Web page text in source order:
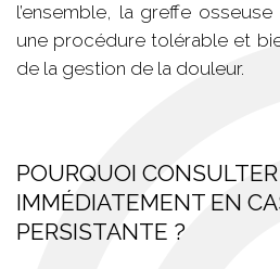
l’ensemble, la greffe
une procédure tolérable et
de la gestion de la douleur.
POURQUOI CONSULTER
IMMÉDIATEMENT EN
PERSISTANTE ?